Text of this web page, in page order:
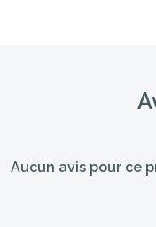
Aucun avis pour ce